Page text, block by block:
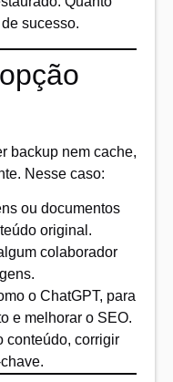
sucesso.
backup nem cache,
Nesse caso:
ou documentos
original.
colaborador
o ChatGPT, para
e melhorar o SEO.
conteúdo, corrigir